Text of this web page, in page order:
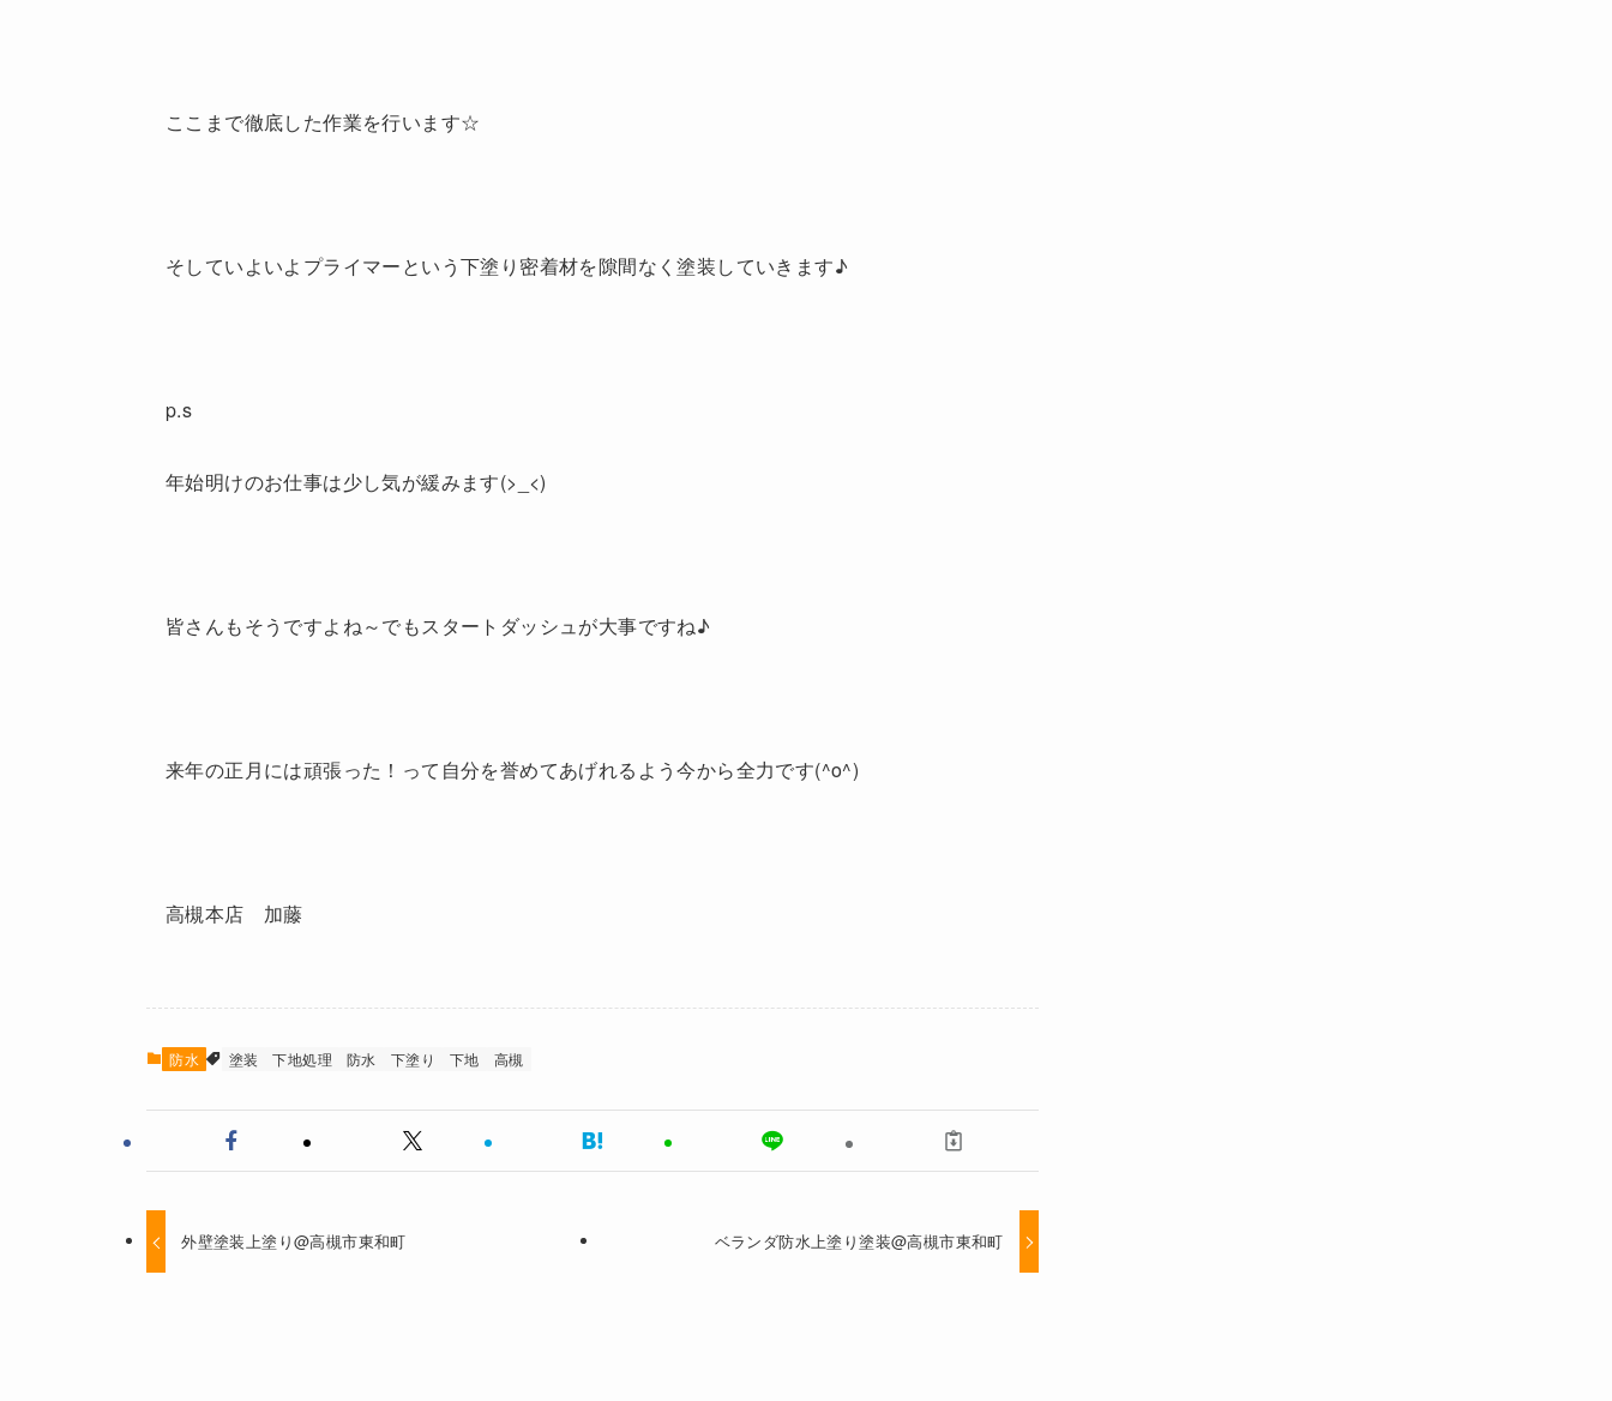
ここまで徹底した作業を行います☆
そしていよいよプライマーという下塗り密着材を隙間なく塗装していきます♪
p.s
年始明けのお仕事は少し気が緩みます(>_<)
皆さんもそうですよね～でもスタートダッシュが大事ですね♪
来年の正月には頑張った！って自分を誉めてあげれるよう今から全力です(^o^)
高槻本店 加藤
防水 塗装 下地処理 防水 下塗り 下地 高槻
外壁塗装上塗り@高槻市東和町 ベランダ防水上塗り塗装@高槻市東和町